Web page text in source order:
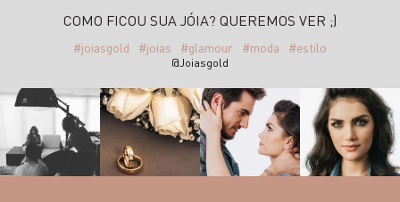
COMO FICOU SUA JÓIA? QUEREMOS VER ;)
#joiasgold #joias #glamour #moda #estilo
@Joiasgold